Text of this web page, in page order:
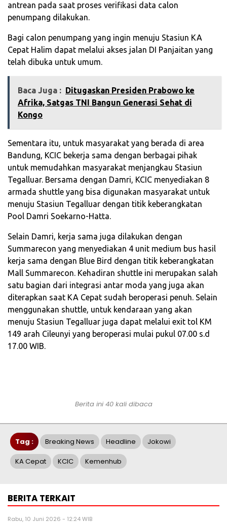
antrean pada saat proses verifikasi data calon
penumpang dilakukan.
Bagi calon penumpang yang ingin menuju Stasiun KA
Cepat Halim dapat melalui akses jalan DI Panjaitan yang
telah dibuka untuk umum.
Baca Juga : Ditugaskan Presiden Prabowo ke
Afrika, Satgas TNI Bangun Generasi Sehat di
Kongo
Sementara itu, untuk masyarakat yang berada di area
Bandung, KCIC bekerja sama dengan berbagai pihak
untuk memudahkan masyarakat menjangkau Stasiun
Tegalluar. Bersama dengan Damri, KCIC menyediakan 8
armada shuttle yang bisa digunakan masyarakat untuk
menuju Stasiun Tegalluar dengan titik keberangkatan
Pool Damri Soekarno-Hatta.
Selain Damri, kerja sama juga dilakukan dengan
Summarecon yang menyediakan 4 unit medium bus hasil
kerja sama dengan Blue Bird dengan titik keberangkatan
Mall Summarecon. Kehadiran shuttle ini merupakan salah
satu bagian dari integrasi antar moda yang juga akan
diterapkan saat KA Cepat sudah beroperasi penuh. Selain
menggunakan shuttle, untuk kendaraan yang akan
menuju Stasiun Tegalluar juga dapat melalui exit tol KM
149 arah Cileunyi yang beroperasi mulai pukul 07.00 s.d
17.00 WIB.
Berita ini 40 kali dibaca
Tag : Breaking News Headline Jokowi
KA Cepat KCIC Kemenhub
BERITA TERKAIT
Rabu, 10 Juni 2026 - 12:24 WIB